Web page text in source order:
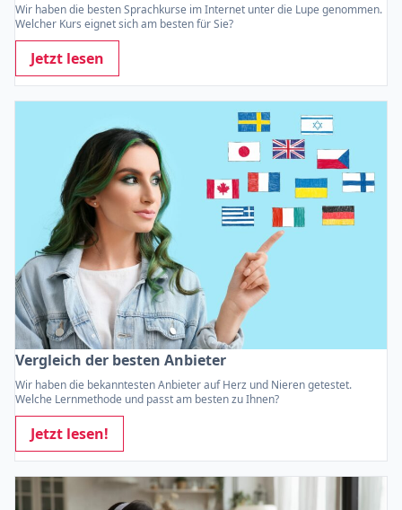
Wir haben die besten Sprachkurse im Internet unter die Lupe genommen.
Welcher Kurs eignet sich am besten für Sie?
Jetzt lesen
Vergleich der besten Anbieter
Wir haben die bekanntesten Anbieter auf Herz und Nieren getestet.
Welche Lernmethode und passt am besten zu Ihnen?
Jetzt lesen!